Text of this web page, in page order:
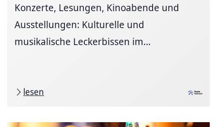
Konzerte, Lesungen, Kinoabende und
Ausstellungen: Kulturelle und
musikalische Leckerbissen im...
lesen